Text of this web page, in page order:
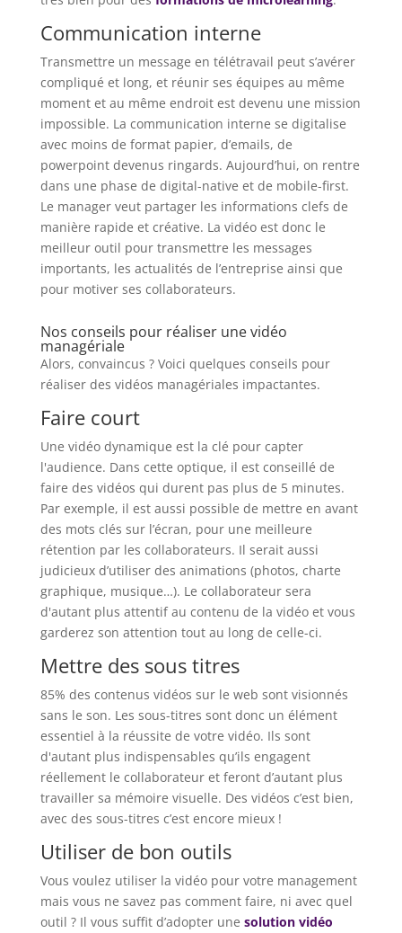
Communication interne
Transmettre un message en télétravail peut s’avérer
compliqué et long, et réunir ses équipes au même
moment et au même endroit est devenu une mission
impossible. La communication interne se digitalise
avec moins de format papier, d’emails, de
powerpoint devenus ringards. Aujourd’hui, on rentre
dans une phase de digital-native et de mobile-first.
Le manager veut partager les informations clefs de
manière rapide et créative. La vidéo est donc le
meilleur outil pour transmettre les messages
importants, les actualités de l’entreprise ainsi que
pour motiver ses collaborateurs.
Nos conseils pour réaliser une vidéo
managériale
Alors, convaincus ? Voici quelques conseils pour
réaliser des vidéos managériales impactantes.
Faire court
Une vidéo dynamique est la clé pour capter
l'audience. Dans cette optique, il est conseillé de
faire des vidéos qui durent pas plus de 5 minutes.
Par exemple, il est aussi possible de mettre en avant
des mots clés sur l’écran, pour une meilleure
rétention par les collaborateurs. Il serait aussi
judicieux d’utiliser des animations (photos, charte
graphique, musique…). Le collaborateur sera
d'autant plus attentif au contenu de la vidéo et vous
garderez son attention tout au long de celle-ci.
Mettre des sous titres
85% des contenus vidéos sur le web sont visionnés
sans le son. Les sous-titres sont donc un élément
essentiel à la réussite de votre vidéo. Ils sont
d'autant plus indispensables qu’ils engagent
réellement le collaborateur et feront d’autant plus
travailler sa mémoire visuelle. Des vidéos c’est bien,
avec des sous-titres c’est encore mieux !
Utiliser de bon outils
Vous voulez utiliser la vidéo pour votre management
mais vous ne savez pas comment faire, ni avec quel
outil ? Il vous suffit d’adopter une solution vidéo